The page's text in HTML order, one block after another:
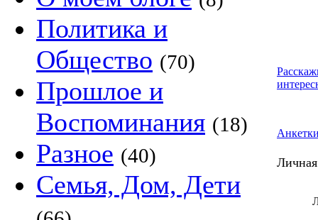
Политика и
Общество (70)
Прошлое и
Воспоминания (18)
Разное (40)
Семья, Дом, Дети